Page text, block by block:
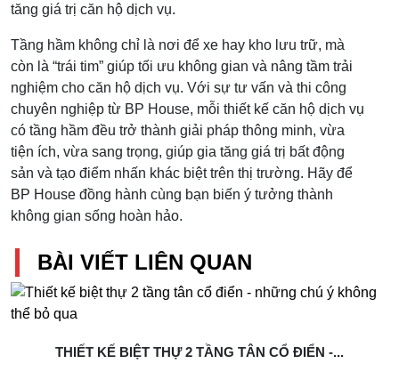
tăng giá trị căn hộ dịch vụ.
Tầng hầm không chỉ là nơi để xe hay kho lưu trữ, mà
còn là “trái tim” giúp tối ưu không gian và nâng tầm trải
nghiệm cho căn hộ dịch vụ. Với sự tư vấn và thi công
chuyên nghiệp từ BP House, mỗi thiết kế căn hộ dịch vụ
có tầng hầm đều trở thành giải pháp thông minh, vừa
tiện ích, vừa sang trọng, giúp gia tăng giá trị bất động
sản và tạo điểm nhấn khác biệt trên thị trường. Hãy để
BP House đồng hành cùng bạn biến ý tưởng thành
không gian sống hoàn hảo.
BÀI VIẾT LIÊN QUAN
THIẾT KẾ BIỆT THỰ 2 TẦNG TÂN CỔ ĐIỂN -...